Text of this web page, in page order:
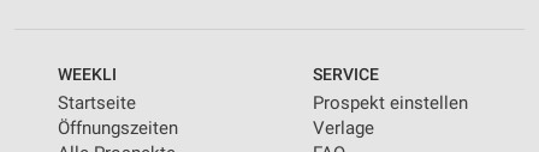
WEEKLI
Startseite
Öffnungszeiten
SERVICE
Prospekt einstellen
Verlage